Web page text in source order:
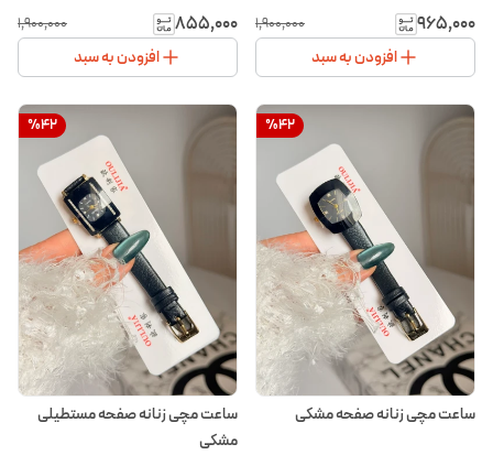
۹۶۵٬۰۰۰ ۱٬۹۰۰٬۰۰۰
افزودن به سبد
۸۵۵٬۰۰۰ ۱٬۹۰۰٬۰۰۰
افزودن به سبد
%42
ساعت مچی زنانه صفحه مشکی
%42
ساعت مچی زنانه صفحه مستطیلی
مشکی